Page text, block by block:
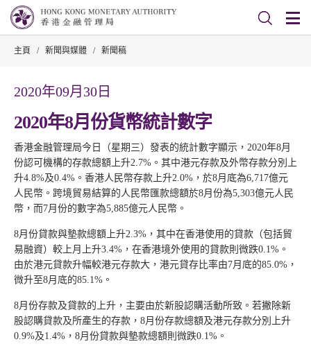
主頁 / 新聞與媒體 / 新聞稿
2020年09月30日
2020年8月份貨幣統計數字
香港金融管理局今日（星期三）發表的統計數字顯示，2020年8月
份認可機構的存款總額上升2.7%。其中港元存款及外幣存款分別上
升4.8%及0.4%。香港人民幣存款上升2.0%，於8月底為6,717億元
人民幣。跨境貿易結算的人民幣匯款總額於8月份為5,303億元人民
幣，而7月份的數字為5,885億元人民幣。
8月份貸款與墊款總額上升2.3%，其中在香港使用的貸款（包括貿
易融資）較上月上升3.4%，在香港境外使用的貸款則微跌0.1%。
由於港元貸款升幅較港元存款大，港元貸存比率由7月底的85.0%，
微升至8月底的85.1%。
8月份存款及貸款的上升，主要由於新股認購活動所致。若撇除新
股認購貸款及所產生的存款，8月份存款總額及港元存款分別上升
0.9%及1.4%，8月份貸款與墊款總額則微跌0.1%。